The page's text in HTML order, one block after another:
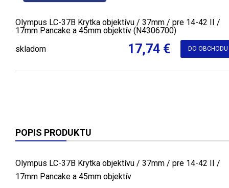
Olympus LC-37B Krytka objektívu / 37mm / pre 14-42 II /
17mm Pancake a 45mm objektív (N4306700)
skladom
17,74 € DO OBCHODU
POPIS PRODUKTU
Olympus LC-37B Krytka objektívu / 37mm / pre 14-42 II /
17mm Pancake a 45mm objektív